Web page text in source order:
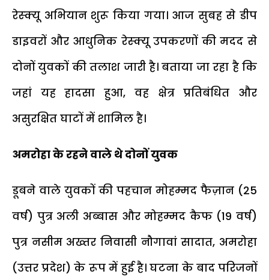
रेस्क्यू अभियान शुरू किया गया। आज सुबह से डीप
डाइवरों और आधुनिक रेस्क्यू उपकरणों की मदद से
दोनों युवकों की तलाश जारी है। बताया जा रहा है कि
जहां यह हादसा हुआ, वह क्षेत्र प्रतिबंधित और
असुरक्षित घाटों में शामिल है।
अमरोहा के रहने वाले थे दोनों युवक
डूबने वाले युवकों की पहचान मोहम्मद फैज़ान (25
वर्ष) पुत्र अली अब्बास और मोहम्मद कैफ (19 वर्ष)
पुत्र नसीम अख्तर निवासी नौगावां सादात, अमरोहा
(उत्तर प्रदेश) के रूप में हुई है। घटना के बाद परिजनों